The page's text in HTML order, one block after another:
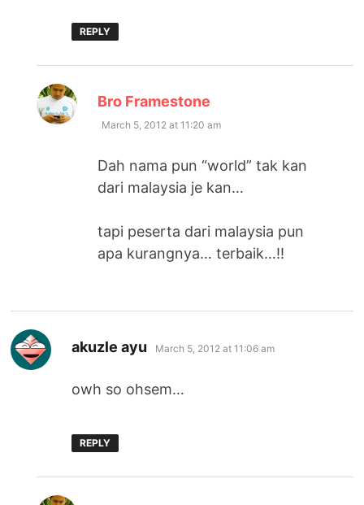
REPLY
Bro Framestone
March 5, 2012 at 11:20 am
Dah nama pun “world” tak kan
dari malaysia je kan…
tapi peserta dari malaysia pun
apa kurangnya… terbaik…!!
akuzle ayu says:
March 5, 2012 at 11:06 am
owh so ohsem…
REPLY